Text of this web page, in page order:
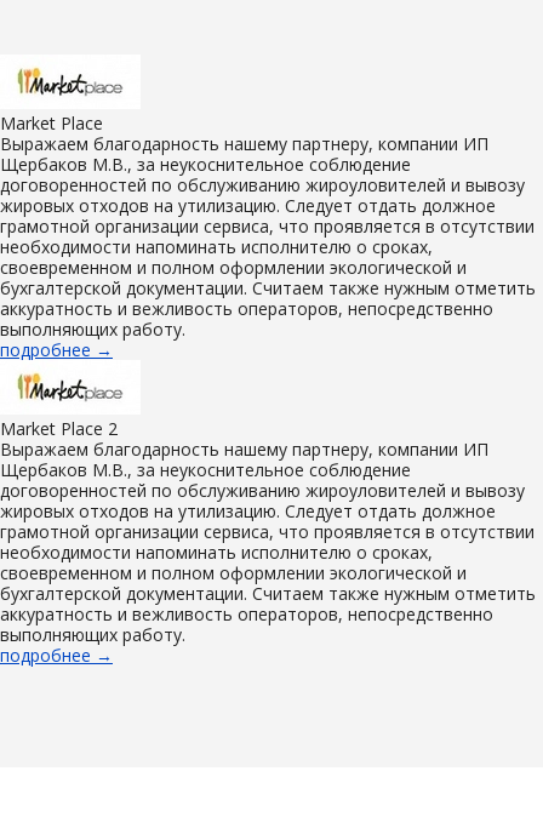
Market Place
Выражаем благодарность нашему партнеру, компании ИП
Щербаков М.В., за неукоснительное соблюдение
договоренностей по обслуживанию жироуловителей и вывозу
жировых отходов на утилизацию. Следует отдать должное
грамотной организации сервиса, что проявляется в отсутствии
необходимости напоминать исполнителю о сроках,
своевременном и полном оформлении экологической и
бухгалтерской документации. Считаем также нужным отметить
аккуратность и вежливость операторов, непосредственно
выполняющих работу.
подробнее →
Market Place 2
Выражаем благодарность нашему партнеру, компании ИП
Щербаков М.В., за неукоснительное соблюдение
договоренностей по обслуживанию жироуловителей и вывозу
жировых отходов на утилизацию. Следует отдать должное
грамотной организации сервиса, что проявляется в отсутствии
необходимости напоминать исполнителю о сроках,
своевременном и полном оформлении экологической и
бухгалтерской документации. Считаем также нужным отметить
аккуратность и вежливость операторов, непосредственно
выполняющих работу.
подробнее →